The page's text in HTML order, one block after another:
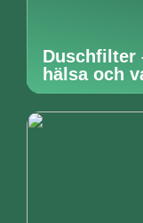
Duschfilter
hälsa och